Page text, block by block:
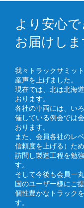
より安心
お届けしま
我々トラックサミッ
産声を上げました。
現在では、北は北海
おります。
各社の車両には、い
催している例会では
おります。
また、会員各社のレ
信頼度を上げる）た
訪問し製造工程を勉
す。
そして今後も会員一
国のユーザー様にご
個性豊かなトラック
す。